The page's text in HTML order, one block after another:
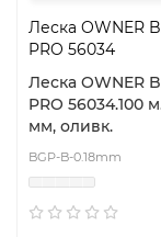
Леска OWNER
PRO 56034
Леска OWNER
PRO 56034.100
мм, оливк.
BGP-B-0.18mm